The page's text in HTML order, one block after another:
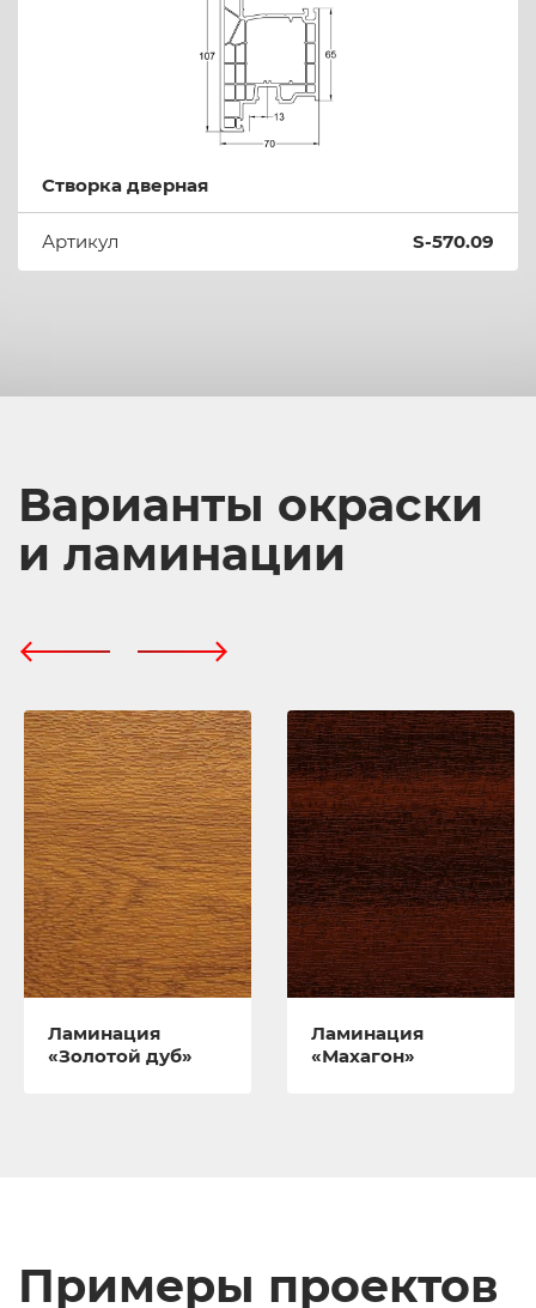
Створка дверная
Артикул S-570.09
Варианты окраски
и ламинации
Ламинация
«Золотой дуб»
Ламинация
«Махагон»
Примеры проектов